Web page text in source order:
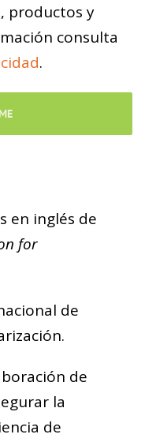
productos y
consulta
.
en inglés de
for
de
de
la
de